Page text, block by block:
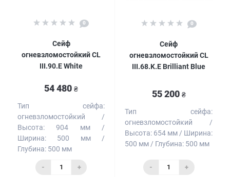
0
Сейф
огневзломостойкий CL
III.90.E White
54 480 ₴
Тип сейфа:
огневзломостойкий
Высота:
904 мм
Ширина:
500 мм
Глубина: 500 мм
- +
0
Сейф
огневзломостойкий CL
III.68.K.E Brilliant Blue
55 200 ₴
Тип сейфа:
огневзломостойкий
Высота: 654 мм
Ширина:
500 мм
Глубина: 500 мм
- +